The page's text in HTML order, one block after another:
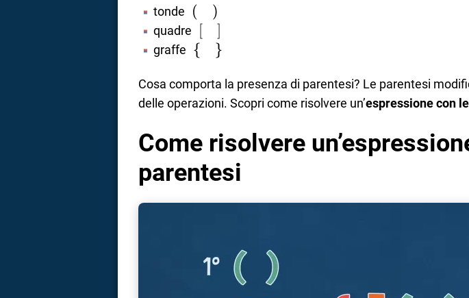
tonde
\ (
\quad
( )
quadre
\ [
\quad
[ ]
graffe \ \{
\}
{ }
Cosa comporta la presenza di parentesi? Le parentesi
delle operazioni. Scopri come risolvere un’espressione con
Come risolvere
parentesi